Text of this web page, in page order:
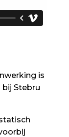
is
bij Stebru